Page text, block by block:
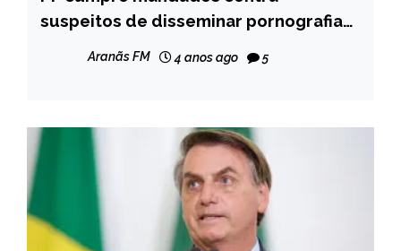
NOTÍCIAS
suspeitos de disseminar pornografia
Aranãs FM 4 anos ago 5